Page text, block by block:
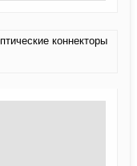
коннекторы